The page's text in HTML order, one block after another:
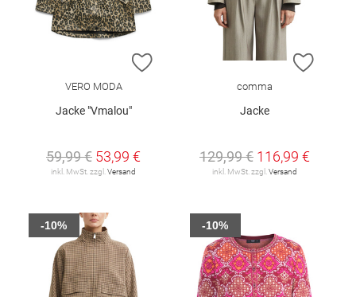
ZUR WUNSCHLISTE HINZUFÜGEN
VERO MODA
Jacke "Vmalou"
59,99 € 53,99 €
inkl. MwSt. zzgl.Versand
ZUR
comma
Jacke
129,99 € 116,99 €
inkl. MwSt. zzgl.Versand
-10% -10%